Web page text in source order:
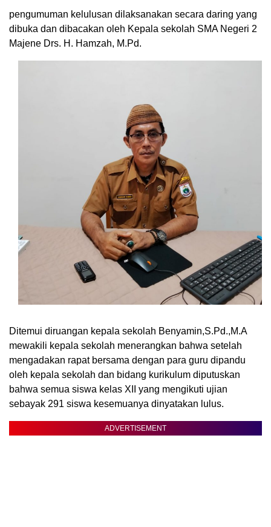
pengumuman kelulusan dilaksanakan secara daring yang
dibuka dan dibacakan oleh Kepala sekolah SMA Negeri 2
Majene Drs. H. Hamzah, M.Pd.
Ditemui diruangan kepala sekolah Benyamin,S.Pd.,M.A
mewakili kepala sekolah menerangkan bahwa setelah
mengadakan rapat bersama dengan para guru dipandu
oleh kepala sekolah dan bidang kurikulum diputuskan
bahwa semua siswa kelas XII yang mengikuti ujian
sebayak 291 siswa kesemuanya dinyatakan lulus.
ADVERTISEMENT